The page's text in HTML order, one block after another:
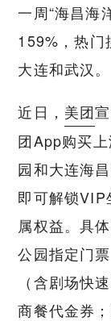
一周“海昌海
159%，热门
大连和武汉。
近日， 美团
团App购买
园和大连海
即可解锁VIP
属权益。具
公园指定门
（含剧场快
商餐代金券